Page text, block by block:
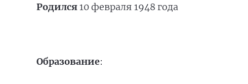
Родился10 февраля 1948 года
Образование: